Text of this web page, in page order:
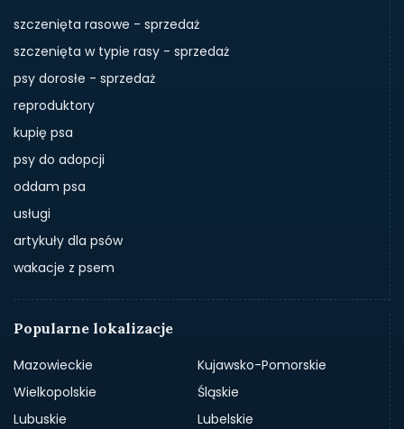
szczenięta rasowe - sprzedaż
szczenięta w typie rasy - sprzedaż
psy dorosłe - sprzedaż
reproduktory
kupię psa
psy do adopcji
oddam psa
usługi
artykuły dla psów
wakacje z psem
Popularne lokalizacje
Mazowieckie
Kujawsko-Pomorskie
Wielkopolskie
Śląskie
Lubuskie
Lubelskie